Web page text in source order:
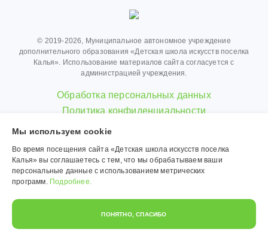
© 2019-2026, Муниципальное автономное учреждение
дополнительного образования «Детская школа искусств поселка
Калья». Использование материалов сайта согласуется с
администрацией учреждения.
Обработка персональных данных
Политика конфиденциальности
Мы используем сookie
Во время посещения сайта «Детская школа искусств поселка
Калья» вы соглашаетесь с тем, что мы обрабатываем ваши
персональные данные с использованием метрических
программ. Подробнее.
ПОНЯТНО, СПАСИБО